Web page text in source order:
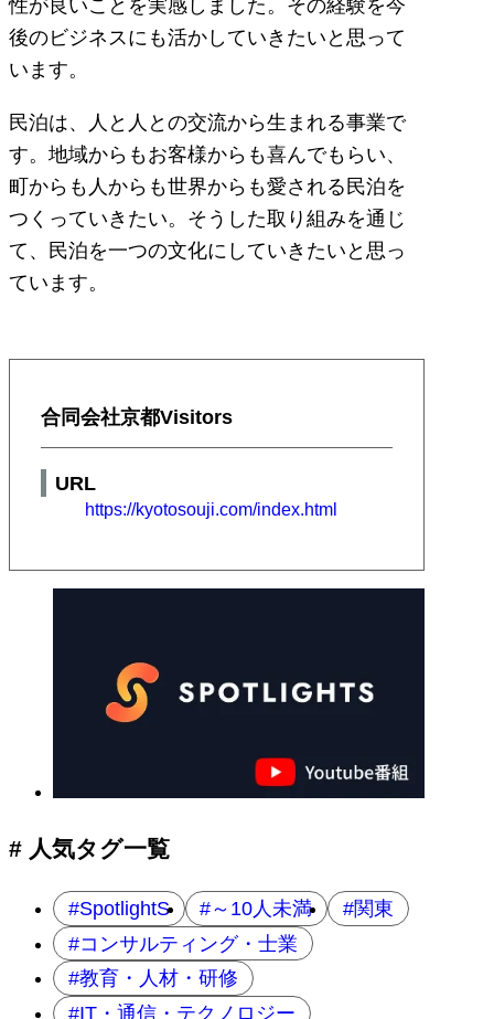
性が良いことを実感しました。その経験を今
後のビジネスにも活かしていきたいと思って
います。
民泊は、人と人との交流から生まれる事業で
す。地域からもお客様からも喜んでもらい、
町からも人からも世界からも愛される民泊を
つくっていきたい。そうした取り組みを通じ
て、民泊を一つの文化にしていきたいと思っ
ています。
合同会社京都Visitors
URL
https://kyotosouji.com/index.html
# 人気タグ一覧
SpotlightS ～10人未満
関東
コンサルティング・士業
教育・人材・研修
IT・通信・テクノロジー